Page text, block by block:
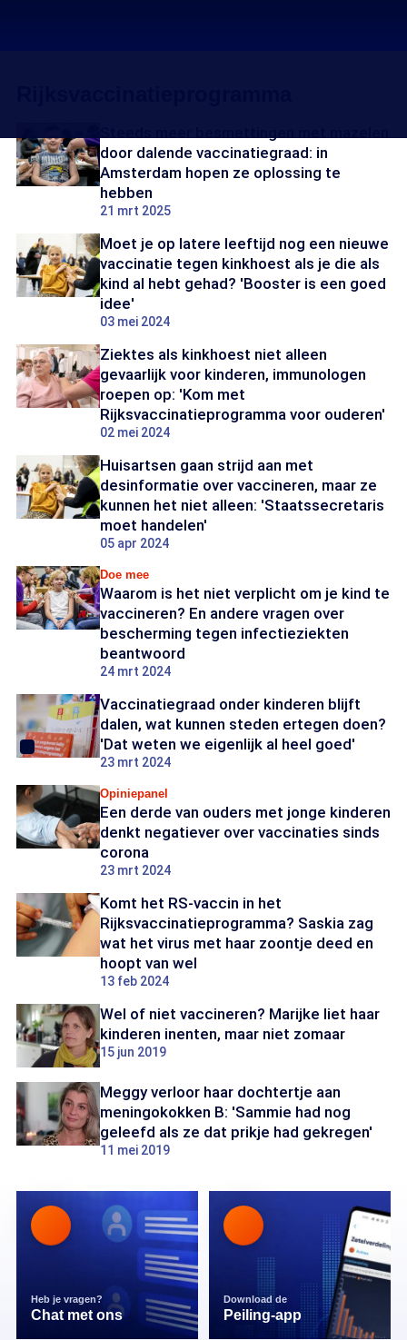
door dalende vaccinatiegraad: in
Amsterdam hopen ze oplossing te
hebben
21 mrt 2025
Moet je op latere leeftijd nog een nieuwe
vaccinatie tegen kinkhoest als je die als
kind al hebt gehad? 'Booster is een goed
idee'
03 mei 2024
Ziektes als kinkhoest niet alleen
gevaarlijk voor kinderen, immunologen
roepen op: 'Kom met
Rijksvaccinatieprogramma voor ouderen'
02 mei 2024
Huisartsen gaan strijd aan met
desinformatie over vaccineren, maar ze
kunnen het niet alleen: 'Staatssecretaris
moet handelen'
05 apr 2024
Doe mee
Waarom is het niet verplicht om je kind te
vaccineren? En andere vragen over
bescherming tegen infectieziekten
beantwoord
24 mrt 2024
Vaccinatiegraad onder kinderen blijft
dalen, wat kunnen steden ertegen doen?
'Dat weten we eigenlijk al heel goed'
23 mrt 2024
Opiniepanel
Een derde van ouders met jonge kinderen
denkt negatiever over vaccinaties sinds
corona
23 mrt 2024
Komt het RS-vaccin in het
Rijksvaccinatieprogramma? Saskia zag
wat het virus met haar zoontje deed en
hoopt van wel
13 feb 2024
Wel of niet vaccineren? Marijke liet haar
kinderen inenten, maar niet zomaar
15 jun 2019
Meggy verloor haar dochtertje aan
meningokokken B: 'Sammie had nog
geleefd als ze dat prikje had gekregen'
11 mei 2019
Heb je vragen?
Chat met ons
Download de
Peiling-app